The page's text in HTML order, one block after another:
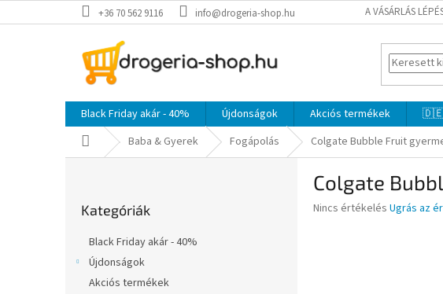
a
+36 70 562 9116 info@drogeria-shop.hu A VÁSÁRLÁS
Black Friday akár - 40% Újdonságok Akciós termékek
KezdőlapBaba & Gyerek Fogápolás Colgate Bubble Fruit
átugrása
Kategóriák
Black Friday akár - 40%
Újdonságok
Akciós termékek
Colgate
A
Nincs értékelés Ugrás az